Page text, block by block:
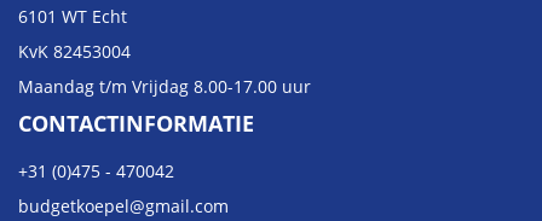
6101 WT Echt
KvK 82453004
Maandag t/m Vrijdag 8.00-17.00 uur
CONTACTINFORMATIE
+31 (0)475 - 470042
budgetkoepel@gmail.com